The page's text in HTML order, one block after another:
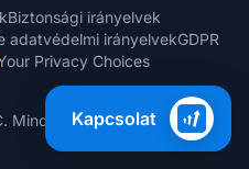
Biztonsági irányelvek
adatvédelmi irányelvekGDPR
Privacy Choices
jog fenntartva.
Kapcsolat